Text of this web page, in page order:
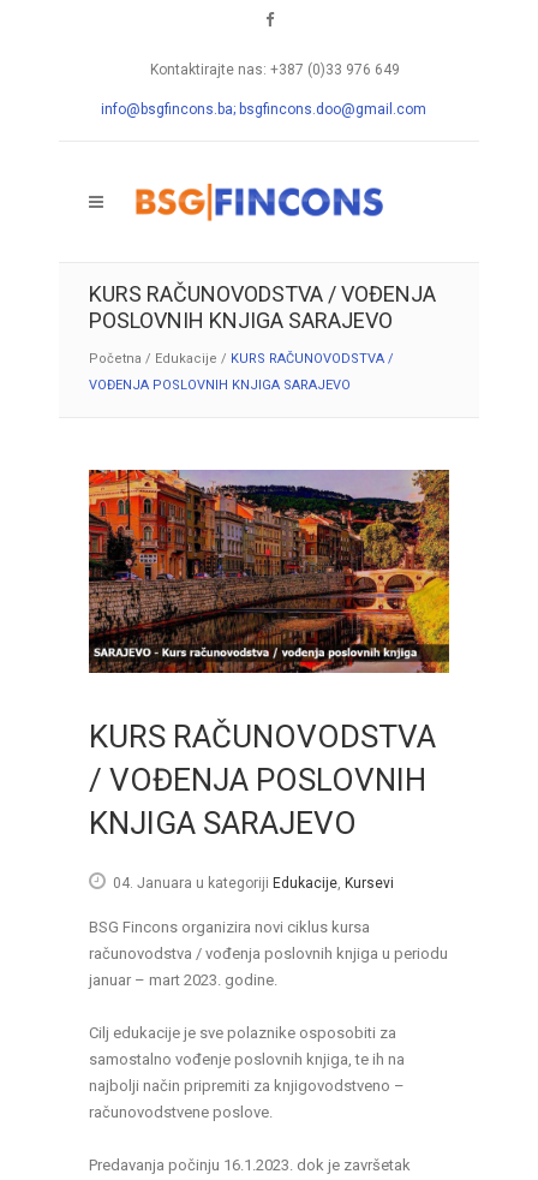
Kontaktirajte nas: +387 (0)33 976 649
info@bsgfincons.ba; bsgfincons.doo@gmail.com
KURS RAČUNOVODSTVA / VOĐENJA
POSLOVNIH KNJIGA SARAJEVO
Početna / Edukacije / KURS RAČUNOVODSTVA /
VOĐENJA POSLOVNIH KNJIGA SARAJEVO
KURS RAČUNOVODSTVA
/ VOĐENJA POSLOVNIH
KNJIGA SARAJEVO
04. Januara u kategoriji Edukacije Kursevi
BSG Fincons organizira novi ciklus kursa
računovodstva / vođenja poslovnih knjiga u periodu
januar – mart 2023. godine.
Cilj edukacije je sve polaznike osposobiti za
samostalno vođenje poslovnih knjiga, te ih na
najbolji način pripremiti za knjigovodstveno –
računovodstvene poslove.
Predavanja počinju 16.1.2023. dok je završetak